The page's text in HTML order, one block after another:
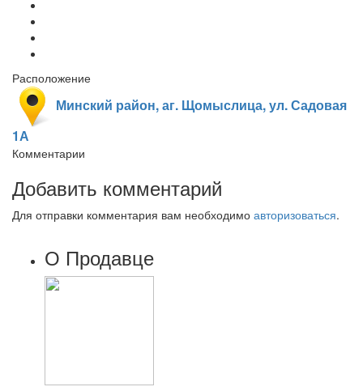
Расположение
Минский район, аг. Щомыслица, ул. Садовая
1А
Комментарии
Добавить комментарий
Для отправки комментария вам необходимо авторизоваться.
О Продавце